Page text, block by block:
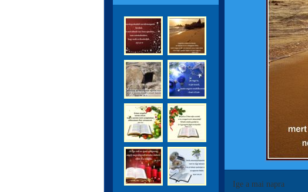
Ige a mai napra